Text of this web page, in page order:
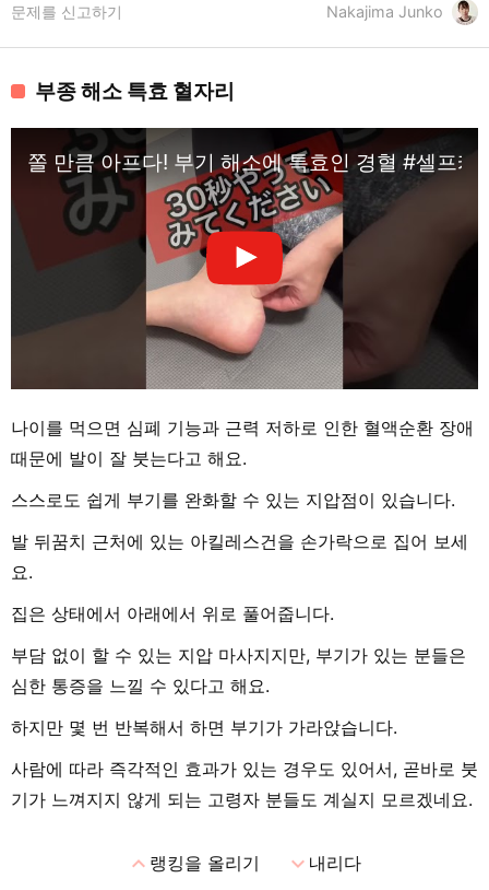
Nakajima Junko
문제를 신고하기
부종 해소 특효 혈자리
쫄 만큼 아프다! 부기 해소에 특효인 경혈 #셀프
나이를 먹으면 심폐 기능과 근력 저하로 인한 혈액순환 장애
때문에 발이 잘 붓는다고 해요.
스스로도 쉽게 부기를 완화할 수 있는 지압점이 있습니다.
발 뒤꿈치 근처에 있는 아킬레스건을 손가락으로 집어 보세
요.
집은 상태에서 아래에서 위로 풀어줍니다.
부담 없이 할 수 있는 지압 마사지지만, 부기가 있는 분들은
심한 통증을 느낄 수 있다고 해요.
하지만 몇 번 반복해서 하면 부기가 가라앉습니다.
사람에 따라 즉각적인 효과가 있는 경우도 있어서, 곧바로 붓
기가 느껴지지 않게 되는 고령자 분들도 계실지 모르겠네요.
expand_less랭킹을 올리기 expand_more내리다